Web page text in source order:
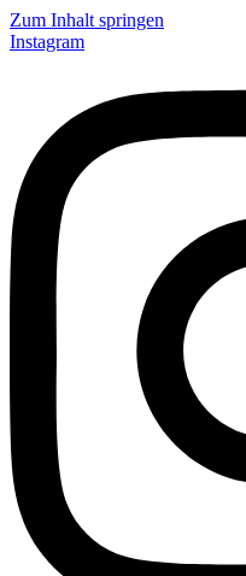
Zum Inhalt springen
Instagram